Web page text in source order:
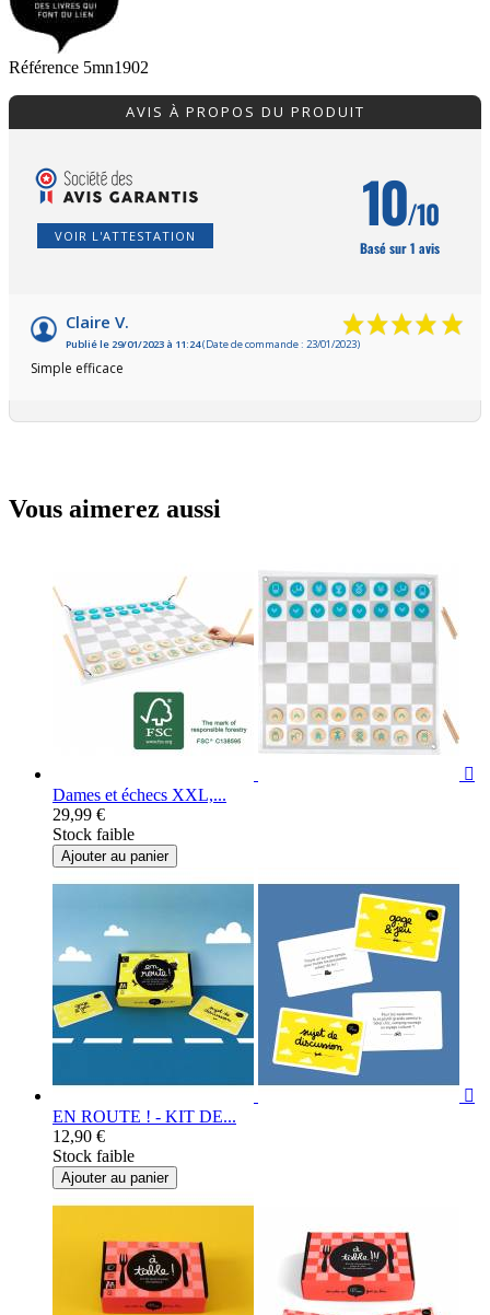
Référence 5mn1902
AVIS À PROPOS DU PRODUIT
VOIR L'ATTESTATION 10/10
Basé sur 1 avis
Claire V.
Publié le 29/01/2023 à 11:24(Date de commande : 23/01/2023)
Simple efficace
Vous aimerez aussi

Dames et échecs XXL,...
29,99 €
Stock faible
Ajouter au panier

EN ROUTE ! - KIT DE...
12,90 €
Stock faible
Ajouter au panier